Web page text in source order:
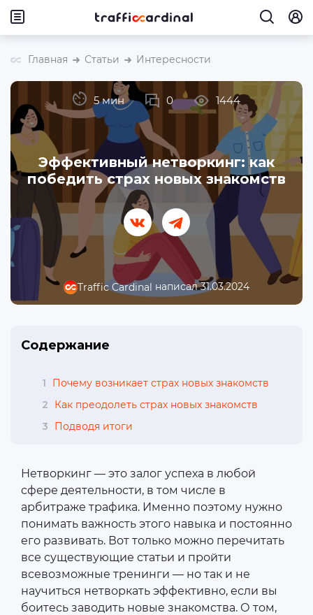
Главная Статьи Интересности
Traffic Cardinal написал 31.03.2024
Эффективный нетворкинг: как
победить страх новых знакомств
5 мин 0 1444
Содержание
1
Почему возникает страх новых знакомств
2
Как преодолеть страх новых знакомств
3
Подводя итоги
Нетворкинг — это залог успеха в любой
сфере деятельности, в том числе в
арбитраже трафика. Именно поэтому нужно
понимать важность этого навыка и постоянно
его развивать. Вот только можно перечитать
все существующие статьи и пройти
всевозможные тренинги — но так и не
научиться нетворкать эффективно, если вы
боитесь заводить новые знакомства. О том,